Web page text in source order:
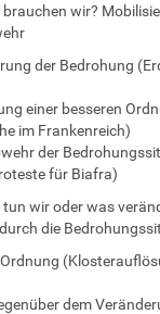
brauchen wir?
der Bedrohung
einer besseren
im Frankenreich)
der
für Biafra)
tun wir oder was
die
dem